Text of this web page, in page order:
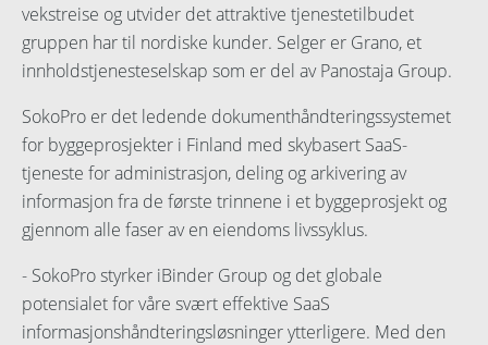
vekstreise og utvider det attraktive tjenestetilbudet
gruppen har til nordiske kunder. Selger er Grano, et
innholdstjenesteselskap som er del av Panostaja Group.
SokoPro er det ledende dokumenthåndteringssystemet
for byggeprosjekter i Finland med skybasert SaaS-
tjeneste for administrasjon, deling og arkivering av
informasjon fra de første trinnene i et byggeprosjekt og
gjennom alle faser av en eiendoms livssyklus.
- SokoPro styrker iBinder Group og det globale
potensialet for våre svært effektive SaaS
informasjonshåndteringsløsninger ytterligere. Med den